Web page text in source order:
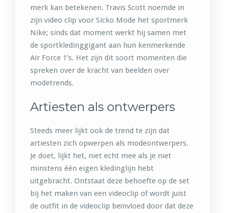
merk kan betekenen. Travis Scott noemde in
zijn video clip voor Sicko Mode het sportmerk
Nike; sinds dat moment werkt hij samen met
de sportkledinggigant aan hun kenmerkende
Air Force 1’s. Het zijn dit soort momenten die
spreken over de kracht van beelden over
modetrends.
Artiesten als ontwerpers
Steeds meer lijkt ook de trend te zijn dat
artiesten zich opwerpen als modeontwerpers.
Je doet, lijkt het, niet echt mee als je niet
minstens één eigen kledinglijn hebt
uitgebracht. Ontstaat deze behoefte op de set
bij het maken van een videoclip of wordt juist
de outfit in de videoclip beïnvloed door dat deze